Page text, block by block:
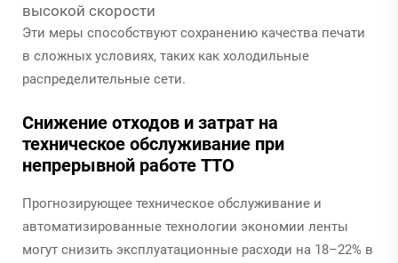
высокой скорости
Эти меры способствуют сохранению качества печати
в сложных условиях, таких как холодильные
распределительные сети.
Снижение отходов и затрат на
техническое обслуживание при
непрерывной работе TTO
Прогнозирующее техническое обслуживание и
автоматизированные технологии экономии ленты
могут снизить эксплуатационные расходи на 18–22% в